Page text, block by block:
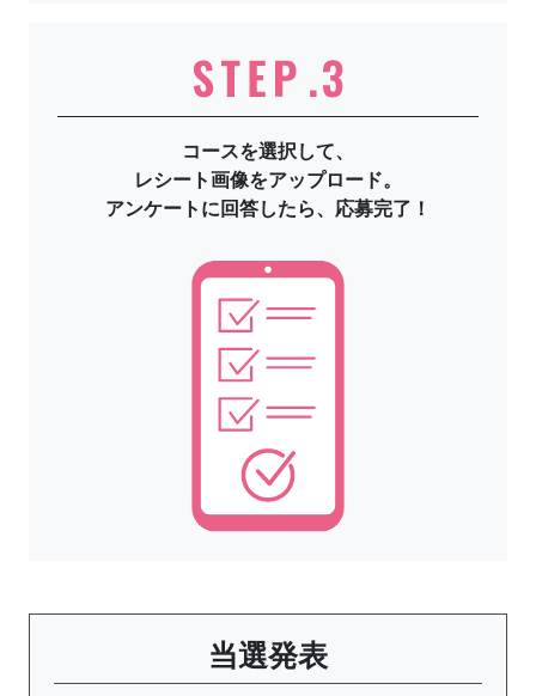
コースを選択して、
レシート画像をアップロード。
アンケートに回答したら、 応募完了！
当選発表